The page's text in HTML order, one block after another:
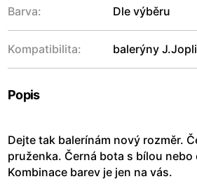
Barva: Dle výběru
Kompatibilita: balerýny
Popis
Dejte tak balerínám nový rozměr.
pruženka. Černá bota s bílou nebo
Kombinace barev je jen na vás.